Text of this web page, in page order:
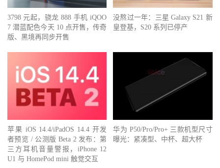
3798 元起，骁龙 888 手机 iQOO
7 潜蓝配色今天 10 点开售，传奇
版、黑境再同步开售
没熬过一年：三星 Galaxy S21 新
皇登基，S20 系列已停产
苹果 iOS 14.4/iPadOS 14.4 开发
者预览 / 公测版 Beta 2 发布：第
三方耳机音量警报，iPhone 12
U1 与 HomePod mini 触觉交互
华为 P50/Pro/Pro+ 三款机型尺寸
曝光：紧凑型、中杯、超大杯